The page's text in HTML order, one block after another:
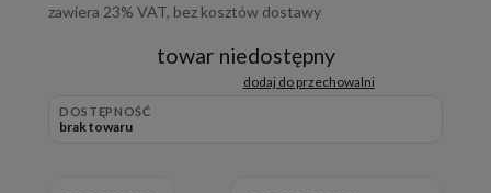
zawiera 23% VAT, bez kosztów dostawy
towar niedostępny
dodaj do przechowalni
DOSTĘPNOŚĆ
brak towaru